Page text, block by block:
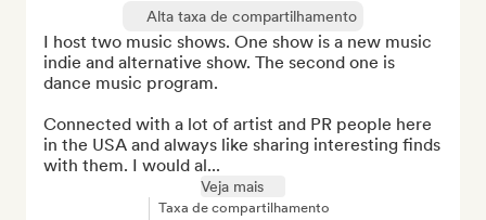
Alta taxa de compartilhamento
I host two music shows. One show is a new music
indie and alternative show. The second one is
dance music program.
Connected with a lot of artist and PR people here
in the USA and always like sharing interesting finds
with them. I would al...
Veja mais
Taxa de compartilhamento